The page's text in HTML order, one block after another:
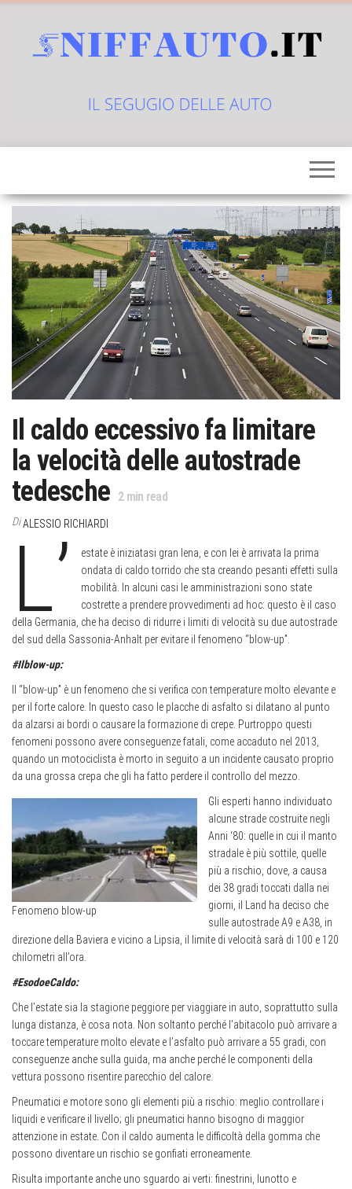
contenuto
Il caldo eccessivo fa limitare
la velocità delle autostrade
tedesche 2min read
DiALESSIO RICHIARDI
L’
estate è iniziatasi gran lena, e con lei è arrivata la prima
ondata di caldo torrido che sta creando pesanti effetti sulla
mobilità. In alcuni casi le amministrazioni sono state
costrette a prendere provvedimenti ad hoc: questo è il caso
della Germania, che ha deciso di ridurre i limiti di velocità su due autostrade
del sud della Sassonia-Anhalt per evitare il fenomeno “blow-up”.
#Ilblow-up:
Il “blow-up” è un fenomeno che si verifica con temperature molto elevante e
per il forte calore. In questo caso le placche di asfalto si dilatano al punto
da alzarsi ai bordi o causare la formazione di crepe. Purtroppo questi
fenomeni possono avere conseguenze fatali, come accaduto nel 2013,
quando un motociclista è morto in seguito a un incidente causato proprio
da una grossa crepa che gli ha fatto perdere il controllo del mezzo.
Fenomeno blow-up
Gli esperti hanno individuato
alcune strade costruite negli
Anni ‘80: quelle in cui il manto
stradale è più sottile, quelle
più a rischio, dove, a causa
dei 38 gradi toccati dalla nei
giorni, il Land ha deciso che
sulle autostrade A9 e A38, in
direzione della Baviera e vicino a Lipsia, il limite di velocità sarà di 100 e 120
chilometri all’ora.
#EsodoeCaldo:
Che l’estate sia la stagione peggiore per viaggiare in auto, soprattutto sulla
lunga distanza, è cosa nota. Non soltanto perché l’abitacolo può arrivare a
toccare temperature molto elevate e l’asfalto può arrivare a 55 gradi, con
conseguenze anche sulla guida, ma anche perché le componenti della
vettura possono risentire parecchio del calore.
Pneumatici e motore sono gli elementi più a rischio: meglio controllare i
liquidi e verificare il livello; gli pneumatici hanno bisogno di maggior
attenzione in estate. Con il caldo aumenta le difficoltà della gomma che
possono diventare un rischio se gonfiati erroneamente.
Risulta importante anche uno sguardo ai verti: finestrini, lunotto e